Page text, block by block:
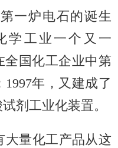
炉电石的诞生
学工业一个又一
全国化工企业中第
年，又建成了
剂工业化装置。
量化工产品从这